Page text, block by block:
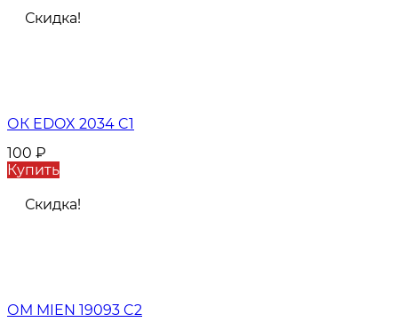
Скидка!
ОК EDOX 2034 C1
100 ₽
Купить
Скидка!
ОМ MIEN 19093 C2